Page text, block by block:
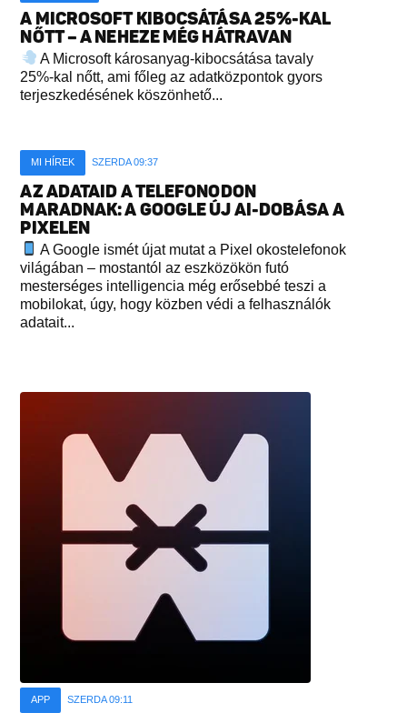
A MICROSOFT KIBOCSÁTÁSA 25%-KAL
NŐTT – A NEHEZE MÉG HÁTRAVAN
A Microsoft károsanyag-kibocsátása tavaly
25%-kal nőtt, ami főleg az adatközpontok gyors
terjeszkedésének köszönhető...
MI HÍREK SZERDA 09:37
AZ ADATAID A TELEFONODON
MARADNAK: A GOOGLE ÚJ AI-DOBÁSA A
PIXELEN
A Google ismét újat mutat a Pixel okostelefonok
világában – mostantól az eszközökön futó
mesterséges intelligencia még erősebbé teszi a
mobilokat, úgy, hogy közben védi a felhasználók
adatait...
APP SZERDA 09:11